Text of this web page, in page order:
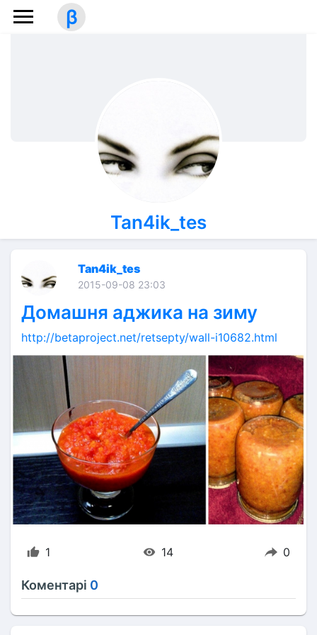
β
Tan4ik_tes
Tan4ik_tes
2015-09-08 23:03
Домашня аджика на зиму
http://betaproject.net/retsepty/wall-i10682.html
1 14 0
Коментарі 0